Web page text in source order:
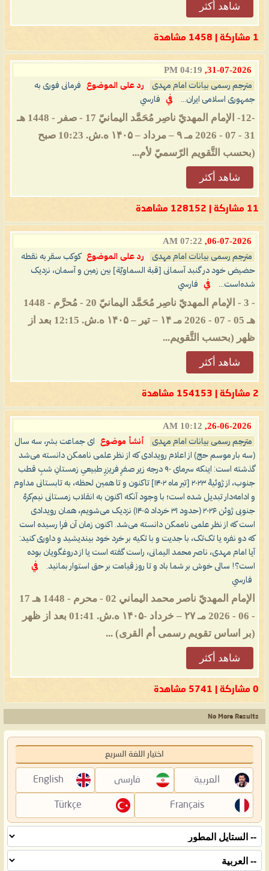
شاهد أكثر
1 مشاركة | 1458 مشاهدة
31-07-2026,
04:19 PM
مترجم رسمی بیانات امام مهدی رد على الموضوع
فرمانی فوری به
جمهوری اسلامی ایران...
في فارسي
-12- الإمام المهديّ ناصِر مُحَمَّد اليمانيّ 17 - صفر - 1448 هـ
31 - 07 - 2026 مـ ۹ – مرداد – ۱۴۰۵ ه.ش. 10:23 صبح
(بحسب التَّقويم الرّسميّ لأم...
شاهد أكثر
11 مشاركة | 128152 مشاهدة
06-07-2026,
07:22 AM
مترجم رسمی بیانات امام مهدی رد على الموضوع
کوکب سقر به نقطه
حضیض خود در گنبد آسمانی [قبة السماویّة] بین زمین و آسمان، نزدیک
شده‌است...
في فارسي
- 3 - الإمام المهديّ ناصِر مُحَمَّد اليمانيّ 20 - مُحرَّم - 1448
هـ 05 - 07 - 2026 مـ ۱۴ – تیر – ۱۴۰۵ ه.ش. 12:15 بعد از
ظهر (بحسب التَّقويم...
شاهد أكثر
2 مشاركة | 154153 مشاهدة
26-06-2026,
10:12 AM
مترجم رسمی بیانات امام مهدی أنشأ موضوع
ای جماعت بشر، سه سال
(سه بار موسم حج) از اعلام رویدادی که از نظر علمی ناممکن دانسته می‌شد
گذشته است: اینکه سرمای ۹۰ درجه زیر صفرِ فریزرِ طبیعیِ زمستانِ شبِ قطب
جنوب، از ژوئیهٔ ۲۰۲۳ [تیر ماه ۱۴۰۲] تاکنون و تا همین لحظه، به تابستانی مداوم
و ادامه‌دار تبدیل شده است؛ با وجود آنکه اکنون به انقلاب زمستانی نیم‌کرهٔ
جنوبی ژوئن ۲۰۲۶ (حدود ۳۱ خرداد ۱۴۰۵) نزدیک می‌شویم، همان رویدادی
است که از نظر علمی ناممکن دانسته می‌شد. اکنون زمان آن فرا رسیده است
که دو نفره یا تک‌تک، با جدیت و با تکیه بر خرد خود بیندیشید و داوری کنید:
آیا امام مهدی، ناصر محمد الیمانی، راست گفته است یا از دروغگویان بوده
است؟! سالی خوش بر شما باد و تا روز قیامت بر حق استوار بمانید.
في
فارسي
الإمام المهديّ ناصر محمد اليماني 02 - محرم - 1448 هـ 17
- 06 - 2026 مـ ۲۷ – خرداد -۱۴۰۵ ه.ش. 01:41 بعد از ظهر
(بر اساس تقویم رسمی أم القرى) ...
شاهد أكثر
0 مشاركة | 5741 مشاهدة
No More Results
اختيار اللغة السريع
العربية فارسی English
Français
Türkçe